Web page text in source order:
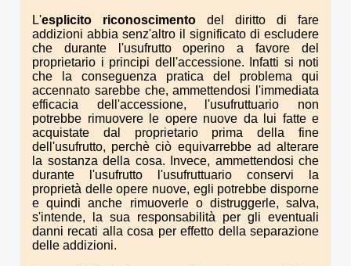
L'esplicito riconoscimento del diritto di fare
addizioni abbia senz'altro il significato di escludere
che durante l'usufrutto operino a favore del
proprietario i principi dell'accessione. Infatti si noti
che la conseguenza pratica del problema qui
accennato sarebbe che, ammettendosi l'immediata
efficacia dell'accessione, l'usufruttuario non
potrebbe rimuovere le opere nuove da lui fatte e
acquistate dal proprietario prima della fine
dell'usufrutto, perchè ciò equivarrebbe ad alterare
la sostanza della cosa. Invece, ammettendosi che
durante l'usufrutto l'usufruttuario conservi la
proprietà delle opere nuove, egli potrebbe disporne
e quindi anche rimuoverle o distruggerle, salva,
s'intende, la sua responsabilità per gli eventuali
danni recati alla cosa per effetto della separazione
delle addizioni.